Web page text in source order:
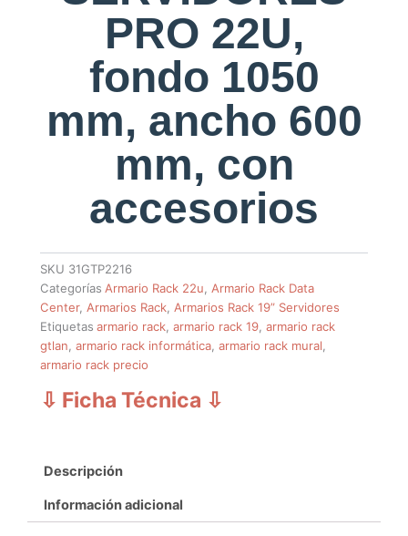
PRO 22U,
fondo 1050
mm, ancho 600
mm, con
accesorios
SKU 31GTP2216
Categorías Armario Rack 22u
Armario Rack Data
Center, Armarios Rack Armarios Rack 19” Servidores
Etiquetas armario rack ,armario rack 19 ,armario rack
gtlan ,armario rack informática ,armario rack mural
armario rack precio
⇩ Ficha Técnica ⇩
Descripción
Información adicional